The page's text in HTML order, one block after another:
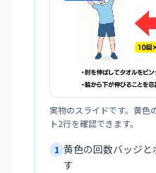
実物のスライドです。黄色
ト2行を確認できます。
1 黄色の回数バッジ
す